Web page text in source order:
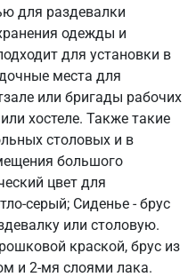
для раздевалки
одежды и
для установки в
места для
или бригады рабочих
хостеле. Также такие
столовых и в
большого
цвет для
серый; Сиденье - брус
или столовую.
краской, брус из
и 2-мя слоями лака.